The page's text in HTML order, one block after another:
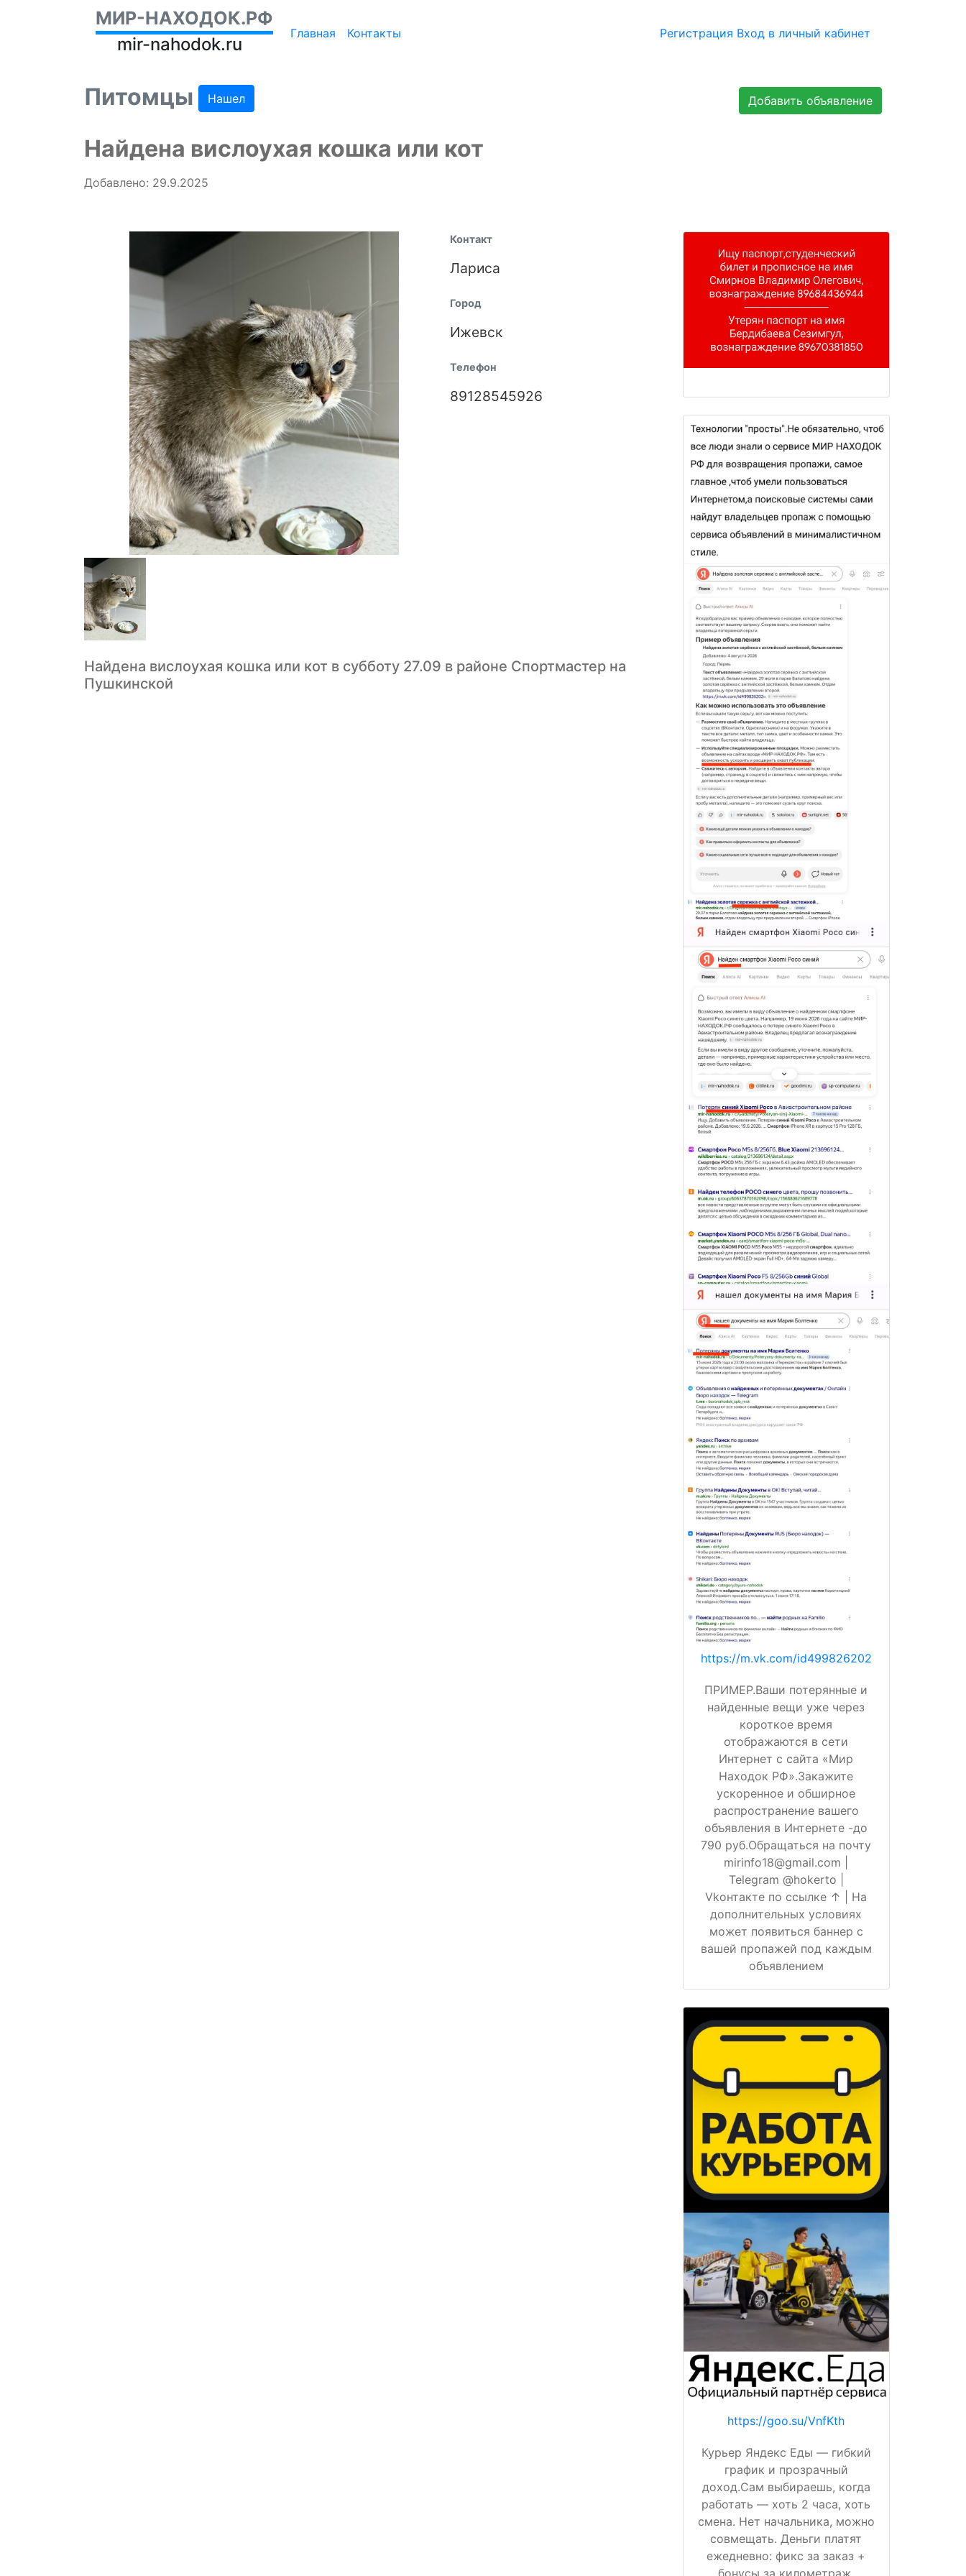
МИР-НАХОДОК.РФ
mir-nahodok.ru
Главная Контакты Регистрация Вход в личный кабинет
Питомцы Нашел Добавить объявление
Найдена вислоухая кошка или кот
Добавлено: 29.9.2025
Контакт
Лариса
Город
Ижевск
Телефон
89128545926
Найдена вислоухая кошка или кот в субботу 27.09 в районе Спортмастер на
Пушкинской
https://m.vk.com/id499826202
ПРИМЕР.Ваши потерянные и
найденные вещи уже через
короткое время
отображаются в сети
Интернет с сайта «Мир
Находок РФ».Закажите
ускоренное и обширное
распространение вашего
объявления в Интернете -до
790 руб.Обращаться на почту
mirinfo18@gmail.com |
Telegram @hokerto |
Vkонтакте по ссылке ↑ | На
дополнительных условиях
может появиться баннер с
вашей пропажей под каждым
объявлением
https://goo.su/VnfKth
Курьер Яндекс Еды — гибкий
график и прозрачный
доход.Сам выбираешь, когда
работать — хоть 2 часа, хоть
смена. Нет начальника, можно
совмещать. Деньги платят
ежедневно: фикс за заказ +